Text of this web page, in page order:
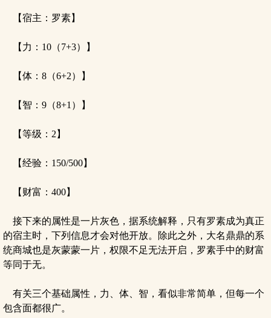
【宿主：罗素】
【力：10（7+3）】
【体：8（6+2）】
【智：9（8+1）】
【等级：2】
【经验：150/500】
【财富：400】
接下来的属性是一片灰色，据系统解释，只有罗素成为真正
的宿主时，下列信息才会对他开放。除此之外，大名鼎鼎的系
统商城也是灰蒙蒙一片，权限不足无法开启，罗素手中的财富
等同于无。
有关三个基础属性，力、体、智，看似非常简单，但每一个
包含面都很广。